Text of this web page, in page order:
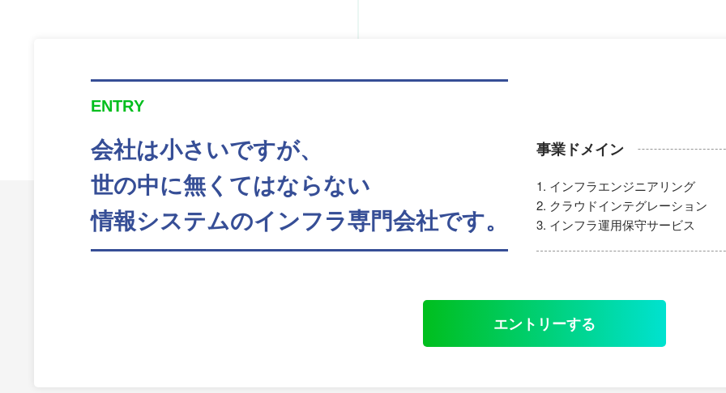
ENTRY
会社は小さいですが、
世の中に無くてはならない
情報システムのインフラ専門会社です。
事業ドメイン
インフラエンジニアリング
クラウドインテグレーション
インフラ運用保守サービス
エントリーする